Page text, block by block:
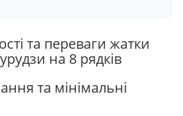
та переваги жатки
на 8 рядків
та мінімальні